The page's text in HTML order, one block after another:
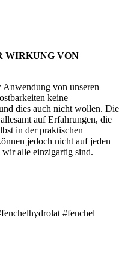
WIRKUNG VON
von unseren
keine
dies auch nicht wollen. Die
auf Erfahrungen, die
in der praktischen
jedoch nicht auf jeden
wir alle einzigartig sind.
#fenchel